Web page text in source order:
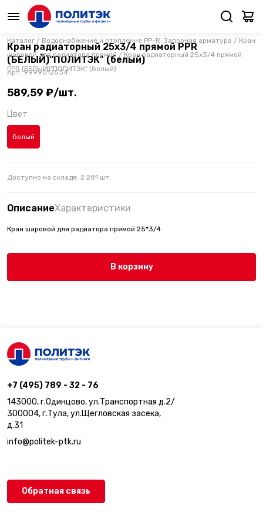
Каталог / Водоснабжение и отопление PP-R: Запорная арматура / Кран
шаровой для радиатора прямой / Кран радиаторный 25х3/4 прямой
PPR (БЕЛЫЙ)"ПОЛИТЭК" (белый)
Кран радиаторный 25х3/4 прямой PPR
(БЕЛЫЙ)"ПОЛИТЭК" (белый)
Арт.9999012534
589,59 ₽/шт.
Цвет
белый
Доступно на складе: 2 281 шт.
ОписаниеХарактеристики
Кран шаровой для радиатора прямой 25*3/4
В корзину
+7 (495) 789 - 32 - 76
143000, г.Одинцово, ул.Транспортная д.2/
300004, г.Тула, ул.Щегловская засека,
д.31
info@politek-ptk.ru
Обратная связь